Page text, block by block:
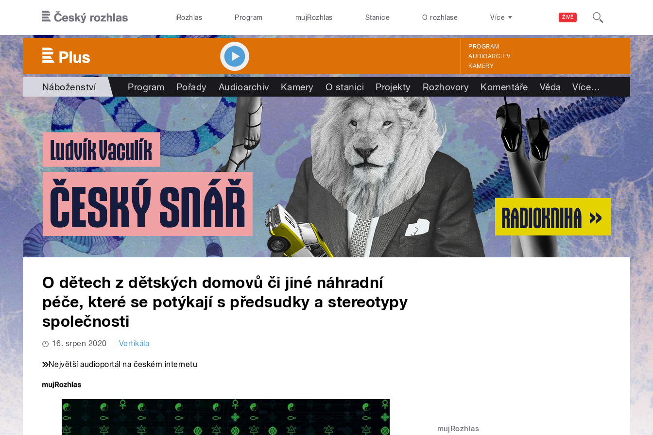
ŽIVĚ
iRozhlas Program mujRozhlas Stanice O rozhlase Více
PROGRAM
AUDIOARCHIV
KAMERY
Náboženství Program Pořady Audioarchiv Kamery O stanici Projekty Rozhovory Komentáře Věda Více…
O dětech z dětských domovů či jiné náhradní
péče, které se potýkají s předsudky a stereotypy
společnosti
16. srpen 2020 Vertikála
Největší audioportál na českém internetu
mujRozhlas